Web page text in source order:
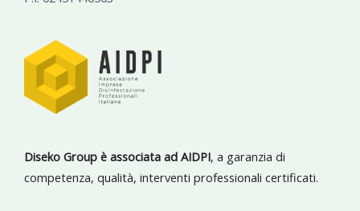
Diseko Group è associata ad AIDPI, a garanzia di
competenza, qualità, interventi professionali certificati.